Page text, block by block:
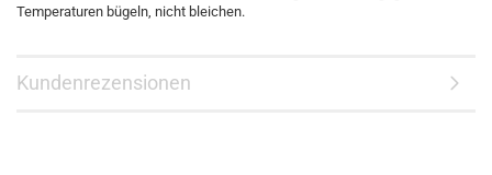
Temperaturen bügeln, nicht bleichen.
Kundenrezensionen